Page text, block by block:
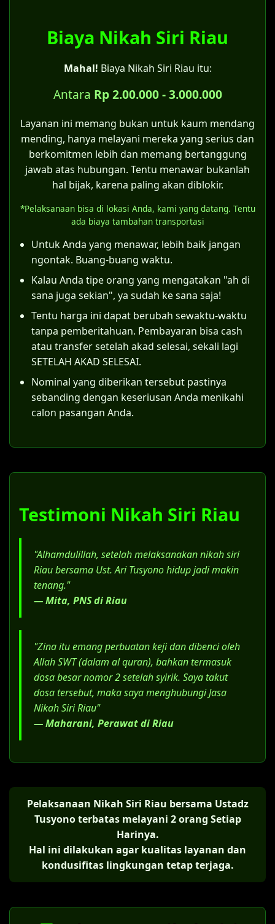
perkawinan.
keterangan "kawin belum tercatat".
Catatan penting:
Bagi pasangan yang menikah siri, sangat
disarankan untuk mengajukanitsbat nikah
di Pengadilan Agama Riauterlebih dahulu
agar pernikahan tersebut sah menurut
hukum negara dan mendapatkan akta nikah
Meskipun bisa membuat KK, status "kawin
hukum tersendiri, terutama terkait hak dan
kewajiban anak yang lahir dari pernikahan
tersebut.
sebelum berlakunya UU No. 1 Tahun
Bagi pernikahan yang dilakukan oleh
pasangan yang sebenarnya tidak
1 Tahun 1974.
Kategori kelima inilah yang menjadi celah
hukum bagi pernikahan siri. Asalkan
pernikahan tersebut telah memenuhi
sesuai hukum Islam (sebagaimana
ditegaskan Pasal 4 Kompilasi Hukum Islam),
maka itsbat nikah dapat diajukan.
Langkah konkretnya adalah suami dan istri
bersama-sama mendaftarkan permohonan
ke Pengadilan Agama di wilayah Riau.
Sebagai contoh, di Pengadilan Agama Riau,
pemohon harus mempersiapkan dokumen-
dokumen berikut:
Surat permohonan yang ditujukan
kepada Ketua Pengadilan Agama Riau.
Salinan identitas (KTP) dan Kartu
Keluarga kedua pemohon.
Surat konfirmasi dari KUA bahwa
Salinan Akta Cerai (bagi yang berstatus
janda/duda).
jasa advokat.
Biaya Nikah Siri Riau
Mahal! Biaya Nikah Siri Riau itu:
Antara Rp 2.00.000 - 3.000.000
Layanan ini memang bukan untuk kaum mendang
mending, hanya melayani mereka yang serius dan
berkomitmen lebih dan memang bertanggung
jawab atas hubungan. Tentu menawar bukanlah
hal bijak, karena paling akan diblokir.
*Pelaksanaan bisa di lokasi Anda, kami yang datang. Tentu
ada biaya tambahan transportasi
Untuk Anda yang menawar, lebih baik jangan
ngontak. Buang-buang waktu.
Kalau Anda tipe orang yang mengatakan "ah di
sana juga sekian", ya sudah ke sana saja!
Tentu harga ini dapat berubah sewaktu-waktu
tanpa pemberitahuan. Pembayaran bisa cash
atau transfer setelah akad selesai, sekali lagi
SETELAH AKAD SELESAI.
Nominal yang diberikan tersebut pastinya
sebanding dengan keseriusan Anda menikahi
calon pasangan Anda.
Testimoni Nikah Siri Riau
"Alhamdulillah, setelah melaksanakan nikah siri
Riau bersama Ust. Ari Tusyono hidup jadi makin
tenang."
— Mita, PNS di Riau
"Zina itu emang perbuatan keji dan dibenci oleh
Allah SWT (dalam al quran), bahkan termasuk
dosa besar nomor 2 setelah syirik. Saya takut
dosa tersebut, maka saya menghubungi Jasa
Nikah Siri Riau"
— Maharani, Perawat di Riau
Pelaksanaan Nikah Siri Riau bersama Ustadz
Tusyono terbatas melayani 2 orang Setiap
Harinya.
Hal ini dilakukan agar kualitas layanan dan
kondusifitas lingkungan tetap terjaga.